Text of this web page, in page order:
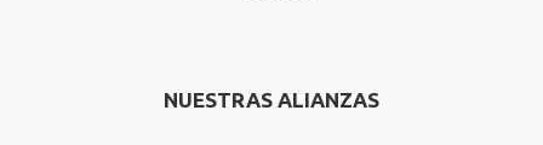
NUESTRAS ALIANZAS